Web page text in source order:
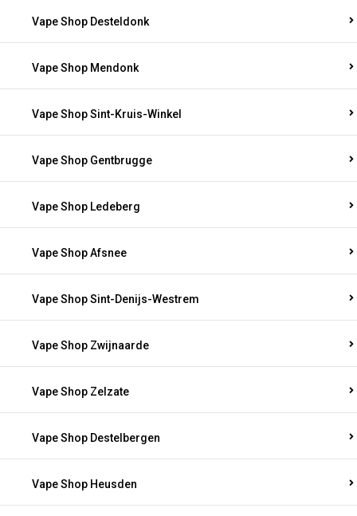
Vape Shop Desteldonk
Vape Shop Mendonk
Vape Shop Sint-Kruis-Winkel
Vape Shop Gentbrugge
Vape Shop Ledeberg
Vape Shop Afsnee
Vape Shop Sint-Denijs-Westrem
Vape Shop Zwijnaarde
Vape Shop Zelzate
Vape Shop Destelbergen
Vape Shop Heusden